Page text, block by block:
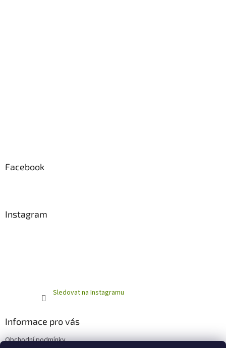
Facebook
Instagram
Sledovat na Instagramu
Informace pro vás
Obchodní podmínky